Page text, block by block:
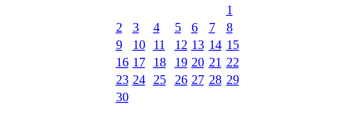
1
2
3 4 5 6 7
8
9
10 11 12 13 14 15
16 17 18 19 20 21 22
23 24 25 26 27 28 29
30